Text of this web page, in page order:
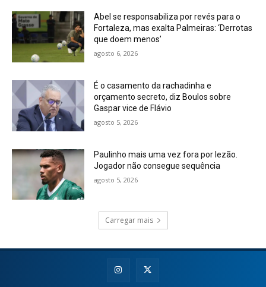
Abel se responsabiliza por revés para o
Fortaleza, mas exalta Palmeiras: ‘Derrotas
que doem menos’
agosto 6, 2026
É o casamento da rachadinha e
orçamento secreto, diz Boulos sobre
Gaspar vice de Flávio
agosto 5, 2026
Paulinho mais uma vez fora por lezão.
Jogador não consegue sequência
agosto 5, 2026
Carregar mais